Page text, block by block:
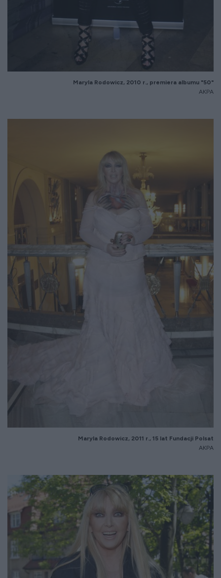
Maryla Rodowicz, 2010 r., premiera albumu "50"
AKPA
Maryla Rodowicz, 2011 r., 15 lat Fundacji Polsat
AKPA